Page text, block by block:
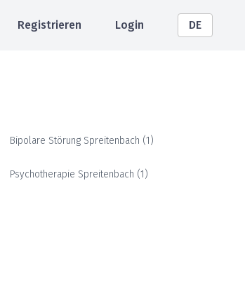
Registrieren Login DE
Bipolare Störung Spreitenbach (1)
Psychotherapie Spreitenbach (1)